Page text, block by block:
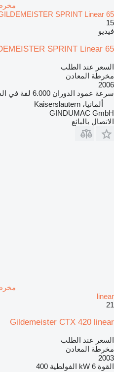
SPRINT Linear 65
15
فيديو
SPRINT Linear 65
السعر عند الطلب
مخرطة المعادن
2006
سرعة عمود الدوران 6.000 لفة في الدقيقة
ألمانيا، Kaiserslautern
GINDUMAC GmbH
الاتصال بالبائع
linear
21
Gildemeister CTX 420 linear
السعر عند الطلب
مخرطة المعادن
2003
القوة 6 kW الفولطية 400